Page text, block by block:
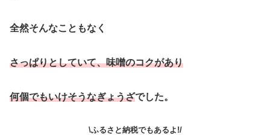
全然そんなこともなく
さっぱりとしていて、味噌のコクがあり
何個でもいけそうなぎょうざでした。
\ふるさと納税でもあるよ!/